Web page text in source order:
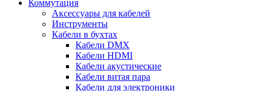
Коммутация
Аксессуары для кабелей
Инструменты
Кабели в бухтах
Кабели DMX
Кабели HDMI
Кабели акустические
Кабели витая пара
Кабели для электроники